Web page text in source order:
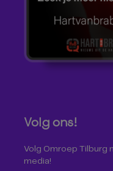
Volg ons!
Volg Omroep Tilburg
media!